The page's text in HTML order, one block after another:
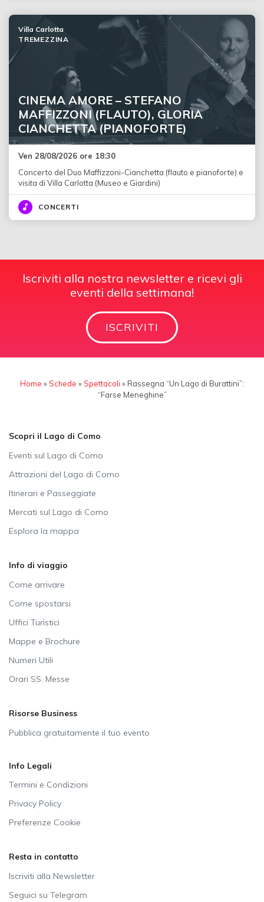
CINEMA AMORE – STEFANO
MAFFIZZONI (FLAUTO), GLORIA
CIANCHETTA (PIANOFORTE)
Villa Carlotta
TREMEZZINA
Ven 28/08/2026 ore 18:30
Concerto del Duo Maffizzoni-Cianchetta (flauto e pianoforte) e
visita di Villa Carlotta (Museo e Giardini)
CONCERTI
Iscriviti alla nostra newsletter e ricevi gli
eventi della settimana!
ISCRIVITI
Home »Schede »Spettacoli » Rassegna “Un Lago di Burattini”:
“Farse Meneghine”
Scopri il Lago di Como
Eventi sul Lago di Como
Attrazioni del Lago di Como
Itinerari e Passeggiate
Mercati sul Lago di Como
Esplora la mappa
Info di viaggio
Come arrivare
Come spostarsi
Uffici Turistici
Mappe e Brochure
Numeri Utili
Orari SS. Messe
Risorse Business
Pubblica gratuitamente il tuo evento
Info Legali
Termini e Condizioni
Privacy Policy
Preferenze Cookie
Resta in contatto
Iscriviti alla Newsletter
Seguici su Telegram